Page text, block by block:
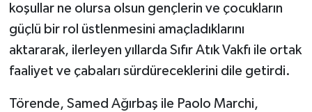
koşullar ne olursa olsun gençlerin ve çocukların
güçlü bir rol üstlenmesini amaçladıklarını
aktararak, ilerleyen yıllarda Sıfır Atık Vakfı ile ortak
faaliyet ve çabaları sürdüreceklerini dile getirdi.
Törende, Samed Ağırbaş ile Paolo Marchi,